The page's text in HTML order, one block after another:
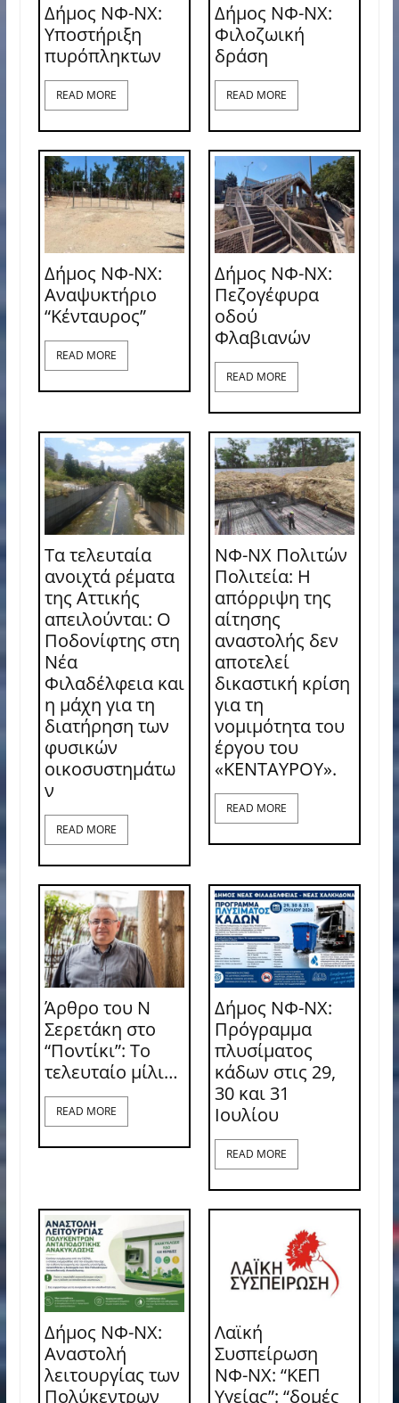
Δήμος ΝΦ-ΝΧ:
Υποστήριξη
πυρόπληκτων
READ MORE
Δήμος ΝΦ-ΝΧ:
Φιλοζωική
δράση
READ MORE
Δήμος ΝΦ-ΝΧ:
Αναψυκτήριο
“Κένταυρος”
READ MORE
Δήμος ΝΦ-ΝΧ:
Πεζογέφυρα
οδού
Φλαβιανών
READ MORE
Τα τελευταία
ανοιχτά ρέματα
της Αττικής
απειλούνται: Ο
Ποδονίφτης στη
Νέα
Φιλαδέλφεια και
η μάχη για τη
διατήρηση των
φυσικών
οικοσυστημάτω
ν
READ MORE
ΝΦ-ΝΧ Πολιτών
Πολιτεία: Η
απόρριψη της
αίτησης
αναστολής δεν
αποτελεί
δικαστική κρίση
για τη
νομιμότητα του
έργου του
«ΚΕΝΤΑΥΡΟΥ».
READ MORE
Άρθρο του Ν
Σερετάκη στο
“Ποντίκι”: Το
τελευταίο μίλι…
READ MORE
Δήμος ΝΦ-ΝΧ:
Πρόγραμμα
πλυσίματος
κάδων στις 29,
30 και 31
Ιουλίου
READ MORE
Δήμος ΝΦ-ΝΧ:
Αναστολή
λειτουργίας των
Πολύκεντρων
Λαϊκή
Συσπείρωση
ΝΦ-ΝΧ: “ΚΕΠ
Υγείας”: “δομές